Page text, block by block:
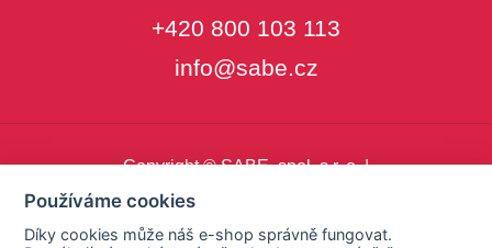
+420 800 103 113
info@sabe.cz
Copyright © SABE, spol. s r. o. |
Používáme cookies
Díky cookies může náš e-shop správně fungovat.